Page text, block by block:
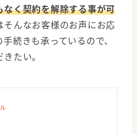
く契約を解除する事が可
んなお客様のお声にお応
続きも承っているので、
たい。